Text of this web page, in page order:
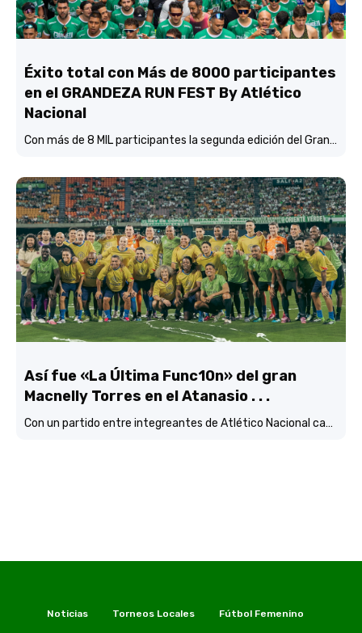
Éxito total con Más de 8000 participantes
en el GRANDEZA RUN FEST By Atlético
Nacional
Con más de 8 MIL participantes la segunda edición del Grandeza Run Fest fue más que un éxito total.
Así fue «La Última Func10n» del gran
Macnelly Torres en el Atanasio . . .
Con un partido entre integreantes de Atlético Nacional campéon continental
Noticias Torneos Locales Fútbol Femenino